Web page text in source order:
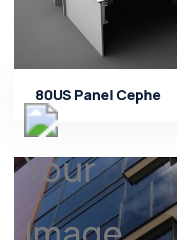
80US Panel Cephe